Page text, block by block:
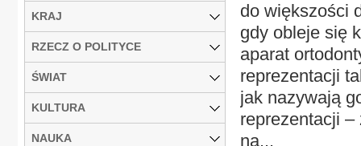
do większości
gdy obleje się
aparat
reprezentacji
jak nazywają
reprezentacji
na...
KRAJ
RZECZ O POLITYCE
ŚWIAT
KULTURA
NAUKA